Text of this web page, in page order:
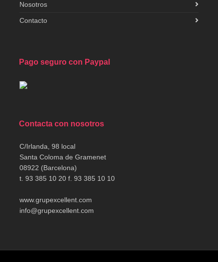
Nosotros
Contacto
Pago seguro con Paypal
Contacta con nosotros
C/Irlanda, 98 local
Santa Coloma de Gramenet
08922 (Barcelona)
t. 93 385 10 20 f. 93 385 10 10
www.grupexcellent.com
info@grupexcellent.com